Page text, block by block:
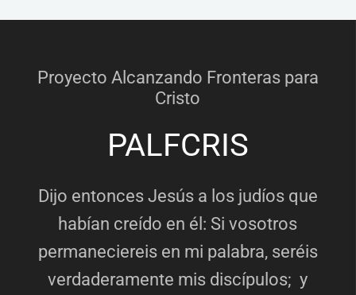
Proyecto Alcanzando Fronteras para
Cristo
PALFCRIS
Dijo entonces Jesús a los judíos que
habían creído en él: Si vosotros
permaneciereis en mi palabra, seréis
verdaderamente mis discípulos; y